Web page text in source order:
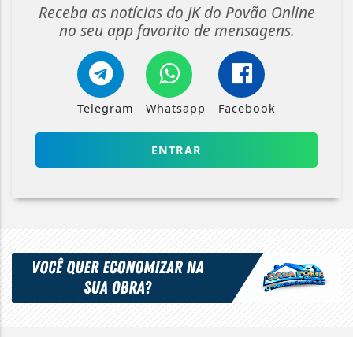
Receba as notícias do JK do Povão Online
no seu app favorito de mensagens.
Telegram Whatsapp Facebook
ENTRAR